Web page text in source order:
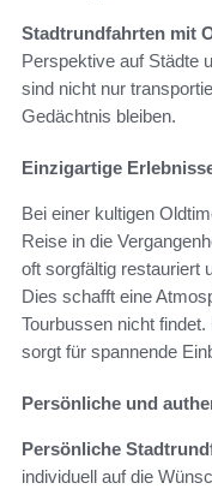
Stadtrundfahrten mit
Perspektive auf Städte
sind nicht nur
Gedächtnis bleiben.
Einzigartige
Bei einer kultigen
Reise in die
oft sorgfältig restauriert
Dies schafft eine
Tourbussen nicht
sorgt für spannende
Persönliche und
Persönliche
individuell auf die